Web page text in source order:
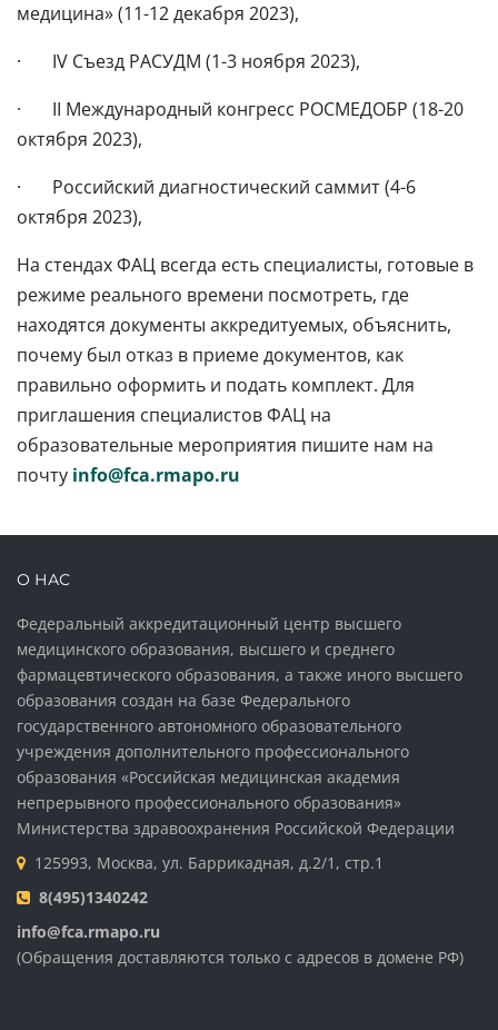
медицина» (11-12 декабря 2023),
· IV Съезд РАСУДМ (1-3 ноября 2023),
· II Международный конгресс РОСМЕДОБР (18-20
октября 2023),
· Российский диагностический саммит (4-6
октября 2023),
На стендах ФАЦ всегда есть специалисты, готовые в
режиме реального времени посмотреть, где
находятся документы аккредитуемых, объяснить,
почему был отказ в приеме документов, как
правильно оформить и подать комплект. Для
приглашения специалистов ФАЦ на
образовательные мероприятия пишите нам на
почту info@fca.rmapo.ru
О НАС
Федеральный аккредитационный центр высшего
медицинского образования, высшего и среднего
фармацевтического образования, а также иного высшего
образования создан на базе Федерального
государственного автономного образовательного
учреждения дополнительного профессионального
образования «Российская медицинская академия
непрерывного профессионального образования»
Министерства здравоохранения Российской Федерации
125993, Москва, ул. Баррикадная, д.2/1, стр.1
8(495)1340242
info@fca.rmapo.ru
(Обращения доставляются только с адресов в домене РФ)